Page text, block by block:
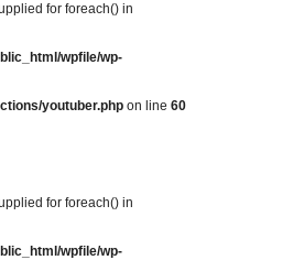
for foreach() in
wpfile/wp-
youtuber.php on line 60
for foreach() in
wpfile/wp-